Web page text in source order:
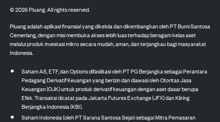
©2026Pluang. All rights reserved.
Pluang adalah aplikasi finansial yang dikelola dan dikembangkan oleh PT Bumi Santosa
Cemerlang, dengan misi membuka akses lebih luas terhadap beragam kelas aset
melalui produk investasi mikro secara mudah, aman, dan terjangkau bagi masyarakat
Indonesia.
Saham AS, ETF, dan Options difasilitasi oleh PT PG Berjangka sebagai Perantara
Pedagang Derivatif Keuangan yang berizin dan diawasi oleh Otoritas Jasa
Keuangan (OJK) untuk produk derivatif keuangan dengan aset dasar berupa
Efek. Transaksi dicatat pada Jakarta Futures Exchange (JFX) dan Kliring
Berjangka Indonesia (KBI).
Saham Indonesia (oleh PT Sarana Santosa Sejati sebagai Mitra Pemasaran